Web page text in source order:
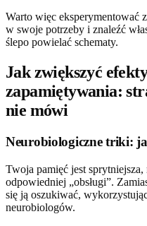
Warto więc eksperymentować
w swoje potrzeby i znaleźć
ślepo powielać schematy.
Jak zwiększyć
zapamiętywania:
nie mówi
Neurobiologiczne triki:
Twoja pamięć jest
odpowiedniej „obsługi”.
się ją oszukiwać,
neurobiologów.